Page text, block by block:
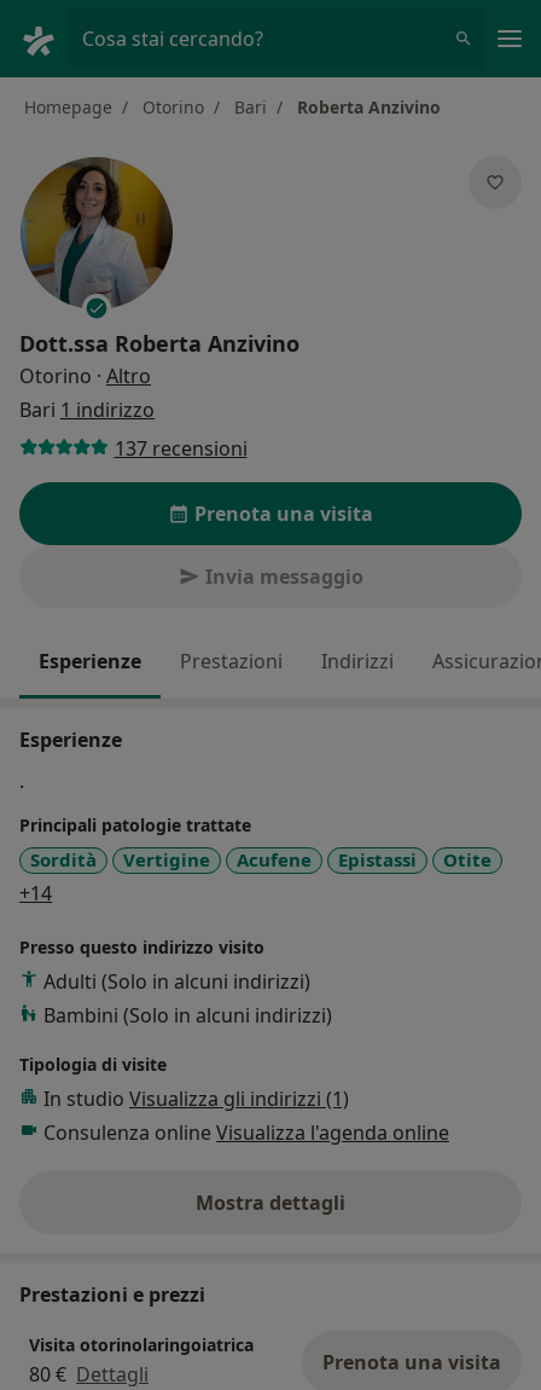
Cosa stai cercando?
Homepage Otorino Bari Roberta Anzivino
Dott.ssa Roberta Anzivino
Otorino · Altro
Bari 1 indirizzo
137 recensioni
Prenota una visita
Invia messaggio
Esperienze Prestazioni Indirizzi
Esperienze
.
Principali patologie trattate
Sordità Vertigine Acufene Epistassi Otite
+14a11y_sr_more_diseases
Presso questo indirizzo visito
Adulti (Solo in alcuni indirizzi)
Bambini (Solo in alcuni indirizzi)
Tipologia di visite
In studio Visualizza gli indirizzi (1)
Consulenza online Visualizza l'agenda online
Mostra dettagli
sull'esperienza
Prestazioni e prezzi
Visita otorinolaringoiatrica
80 € Dettagli Prenota una visita